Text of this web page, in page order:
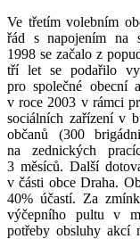
Ve třetím volebním
řád s napojením na
1998 se začalo z
tří let se podařilo
pro společné obecní
v roce 2003 v rámci
sociálních zařízení v
občanů (300
na zednických
3 měsíců. Další
v části obce Draha.
40% účastí. Za
výčepního pultu v
potřeby obsluhy akcí